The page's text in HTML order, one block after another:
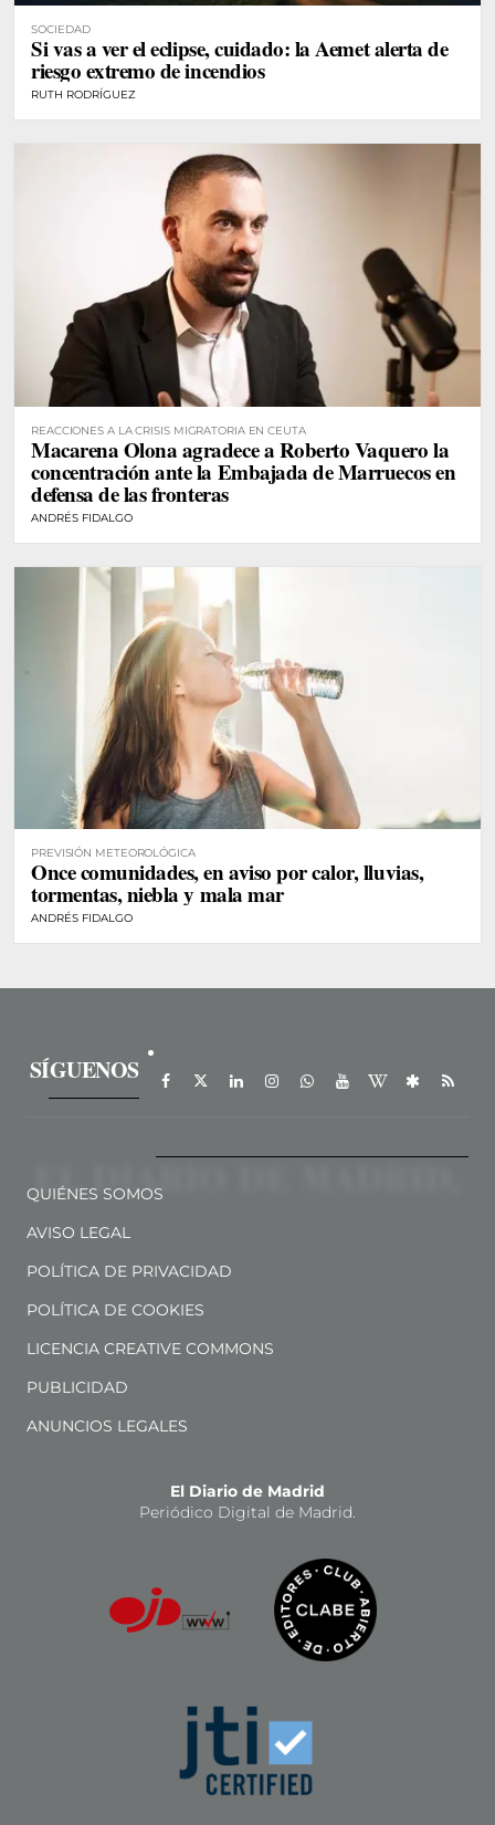
SOCIEDAD
Si vas a ver el eclipse, cuidado: la Aemet alerta de
riesgo extremo de incendios
RUTH RODRÍGUEZ
REACCIONES A LA CRISIS MIGRATORIA EN CEUTA
Macarena Olona agradece a Roberto Vaquero la
concentración ante la Embajada de Marruecos en
defensa de las fronteras
ANDRÉS FIDALGO
PREVISIÓN METEOROLÓGICA
Once comunidades, en aviso por calor, lluvias,
tormentas, niebla y mala mar
ANDRÉS FIDALGO
SÍGUENOS
QUIÉNES SOMOS
AVISO LEGAL
POLÍTICA DE PRIVACIDAD
POLÍTICA DE COOKIES
LICENCIA CREATIVE COMMONS
PUBLICIDAD
ANUNCIOS LEGALES
El Diario de Madrid
Periódico Digital de Madrid.